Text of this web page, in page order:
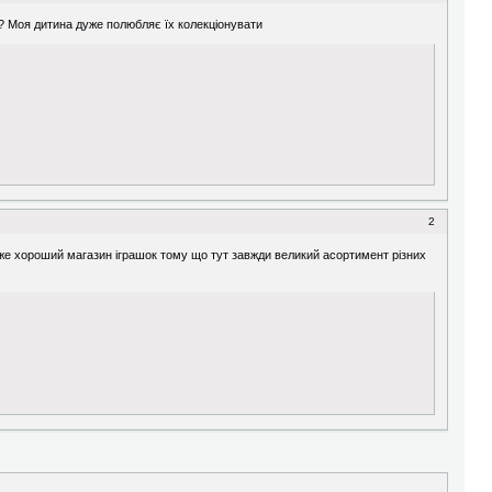
Моя дитина дуже полюбляє їх колекціонувати
2
хороший магазин іграшок тому що тут завжди великий асортимент різних